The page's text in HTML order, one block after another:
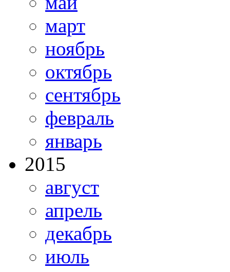
март
ноябрь
октябрь
сентябрь
февраль
январь
2015
август
апрель
декабрь
июль